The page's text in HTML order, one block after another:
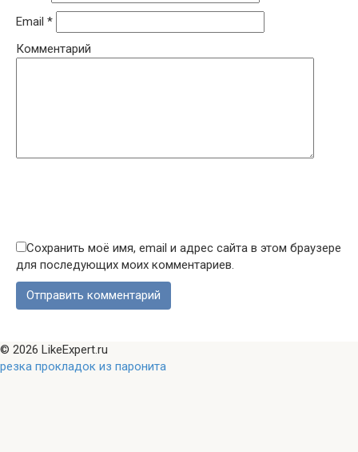
Email *
Комментарий
Сохранить моё имя, email и адрес сайта в этом браузере
для последующих моих комментариев.
© 2026 LikeExpert.ru
резка прокладок из паронита